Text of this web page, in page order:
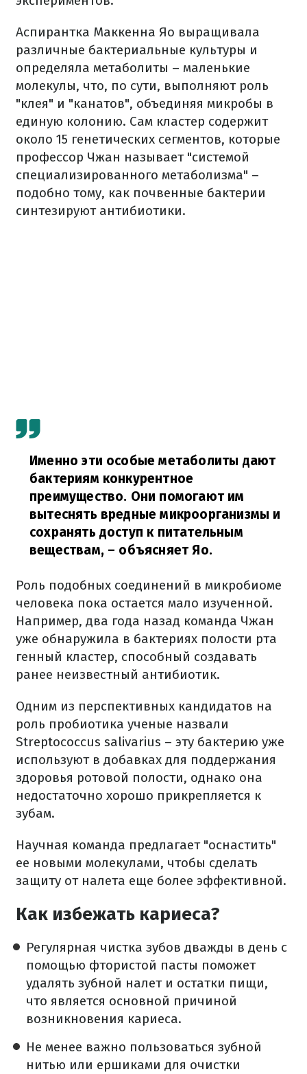
Аспирантка Маккенна Яо выращивала
различные бактериальные культуры и
определяла метаболиты – маленькие
молекулы, что, по сути, выполняют роль
"клея" и "канатов", объединяя микробы в
единую колонию. Сам кластер содержит
около 15 генетических сегментов, которые
профессор Чжан называет "системой
специализированного метаболизма" –
подобно тому, как почвенные бактерии
синтезируют антибиотики.
Именно эти особые метаболиты дают
бактериям конкурентное
преимущество. Они помогают им
вытеснять вредные микроорганизмы и
сохранять доступ к питательным
веществам, – объясняет Яо.
Роль подобных соединений в микробиоме
человека пока остается мало изученной.
Например, два года назад команда Чжан
уже обнаружила в бактериях полости рта
генный кластер, способный создавать
ранее неизвестный антибиотик.
Одним из перспективных кандидатов на
роль пробиотика ученые назвали
Streptococcus salivarius – эту бактерию уже
используют в добавках для поддержания
здоровья ротовой полости, однако она
недостаточно хорошо прикрепляется к
зубам.
Научная команда предлагает "оснастить"
ее новыми молекулами, чтобы сделать
защиту от налета еще более эффективной.
Как избежать кариеса?
Регулярная чистка зубов дважды в день с
помощью фтористой пасты поможет
удалять зубной налет и остатки пищи,
что является основной причиной
возникновения кариеса.
Не менее важно пользоваться зубной
нитью или ершиками для очистки